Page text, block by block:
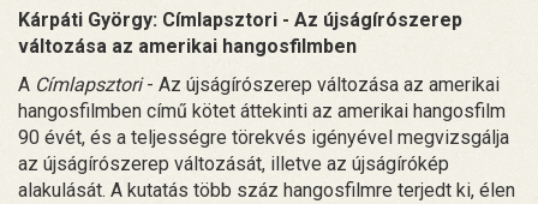
Kárpáti György: Címlapsztori - Az újságírószerep
változása az amerikai hangosfilmben
A Címlapsztori- Az újságírószerep változása az amerikai
hangosfilmben című kötet áttekinti az amerikai hangosfilm
90 évét, és a teljességre törekvés igényével megvizsgálja
az újságírószerep változását, illetve az újságírókép
alakulását. A kutatás több száz hangosfilmre terjedt ki, élen